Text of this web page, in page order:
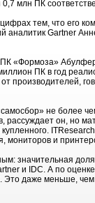
млн ПК
тем, что его
Gartner
«Формоза»
ПК в год
производителей,
не более
он, но
мониторов и
значительная
и IDC. А по
даже меньше,